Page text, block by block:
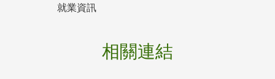
就業資訊
相關連結